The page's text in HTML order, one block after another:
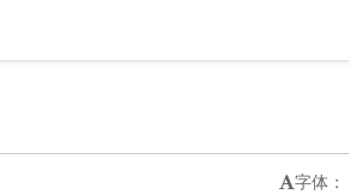
字体：